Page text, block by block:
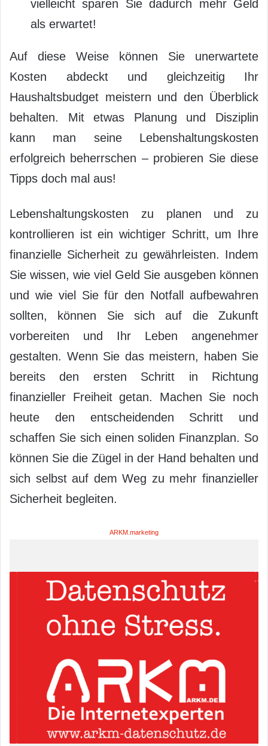
vielleicht sparen Sie dadurch mehr Geld
als erwartet!
Auf diese Weise können Sie unerwartete
Kosten abdeckt und gleichzeitig Ihr
Haushaltsbudget meistern und den Überblick
behalten. Mit etwas Planung und Disziplin
kann man seine Lebenshaltungskosten
erfolgreich beherrschen – probieren Sie diese
Tipps doch mal aus!
Lebenshaltungskosten zu planen und zu
kontrollieren ist ein wichtiger Schritt, um Ihre
finanzielle Sicherheit zu gewährleisten. Indem
Sie wissen, wie viel Geld Sie ausgeben können
und wie viel Sie für den Notfall aufbewahren
sollten, können Sie sich auf die Zukunft
vorbereiten und Ihr Leben angenehmer
gestalten. Wenn Sie das meistern, haben Sie
bereits den ersten Schritt in Richtung
finanzieller Freiheit getan. Machen Sie noch
heute den entscheidenden Schritt und
schaffen Sie sich einen soliden Finanzplan. So
können Sie die Zügel in der Hand behalten und
sich selbst auf dem Weg zu mehr finanzieller
Sicherheit begleiten.
ARKM.marketing